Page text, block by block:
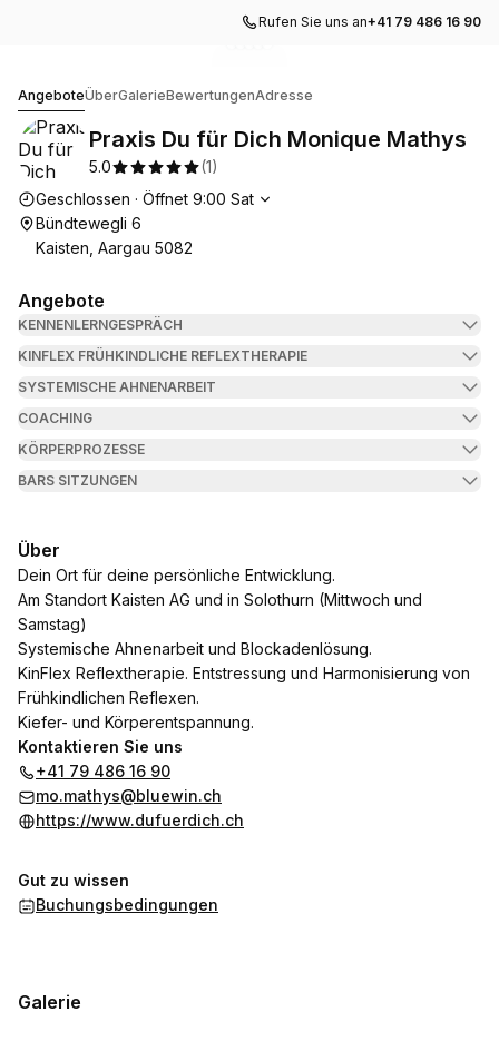
Rufen Sie uns an+41 79 486 16 90
AngeboteÜberGalerieBewertungenAdresse
Praxis Du für Dich Monique Mathys
5.0 (1)
Die Öffnungszeiten
Geschlossen · Öffnet 9:00 Sat
Bündtewegli 6
Kaisten, Aargau 5082
Angebote
KENNENLERNGESPRÄCH
KINFLEX FRÜHKINDLICHE REFLEXTHERAPIE
SYSTEMISCHE AHNENARBEIT
COACHING
KÖRPERPROZESSE
BARS SITZUNGEN
Über
Dein Ort für deine persönliche Entwicklung.
Am Standort Kaisten AG und in Solothurn (Mittwoch und
Samstag)
Systemische Ahnenarbeit und Blockadenlösung.
KinFlex Reflextherapie. Entstressung und Harmonisierung von
Frühkindlichen Reflexen.
Kiefer- und Körperentspannung.
Kontaktieren Sie uns
+41 79 486 16 90
mo.mathys@bluewin.ch
https://www.dufuerdich.ch
Gut zu wissen
Buchungsbedingungen
Galerie